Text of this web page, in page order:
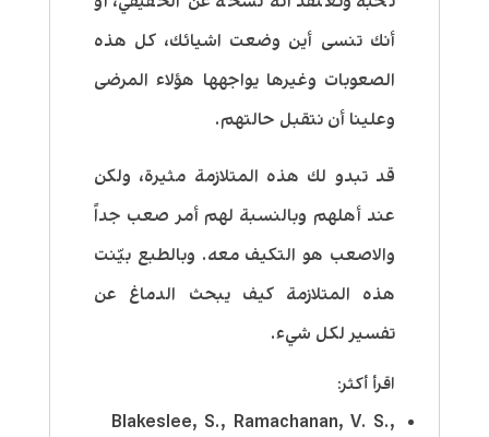
أنك تنسى أين وضعت اشيائك، كل هذه
الصعوبات وغيرها يواجهها هؤلاء المرضى
وعلينا أن نتقبل حالتهم.
قد تبدو لك هذه المتلازمة مثيرة، ولكن
عند أهلهم وبالنسبة لهم أمر صعب جداً
والاصعب هو التكيف معه. وبالطبع بيّنت
هذه المتلازمة كيف يبحث الدماغ عن
تفسير لكل شيء.
اقرأ أكثر:
Blakeslee, S., Ramachanan, V. S.,